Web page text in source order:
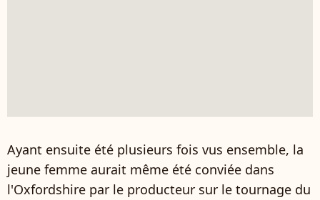
Ayant ensuite été plusieurs fois vus ensemble, la
jeune femme aurait même été conviée dans
l'Oxfordshire par le producteur sur le tournage du